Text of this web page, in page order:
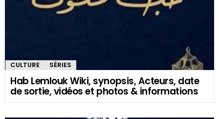
CULTURE SÉRIES
Hab Lemlouk Wiki, synopsis, Acteurs, date
de sortie, vidéos et photos & informations